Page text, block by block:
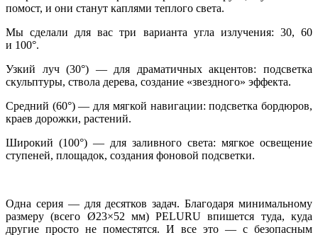
помост, и они станут каплями теплого света.
Мы сделали для вас три варианта угла излучения: 30, 60
и 100°.
Узкий луч (30°) — для драматичных акцентов: подсветка
скульптуры, ствола дерева, создание «звездного» эффекта.
Средний (60°) — для мягкой навигации: подсветка бордюров,
краев дорожки, растений.
Широкий (100°) — для заливного света: мягкое освещение
ступеней, площадок, создания фоновой подсветки.
Одна серия — для десятков задач. Благодаря минимальному
размеру (всего Ø23×52 мм) PELURU впишется туда, куда
другие просто не поместятся. И все это — с безопасным